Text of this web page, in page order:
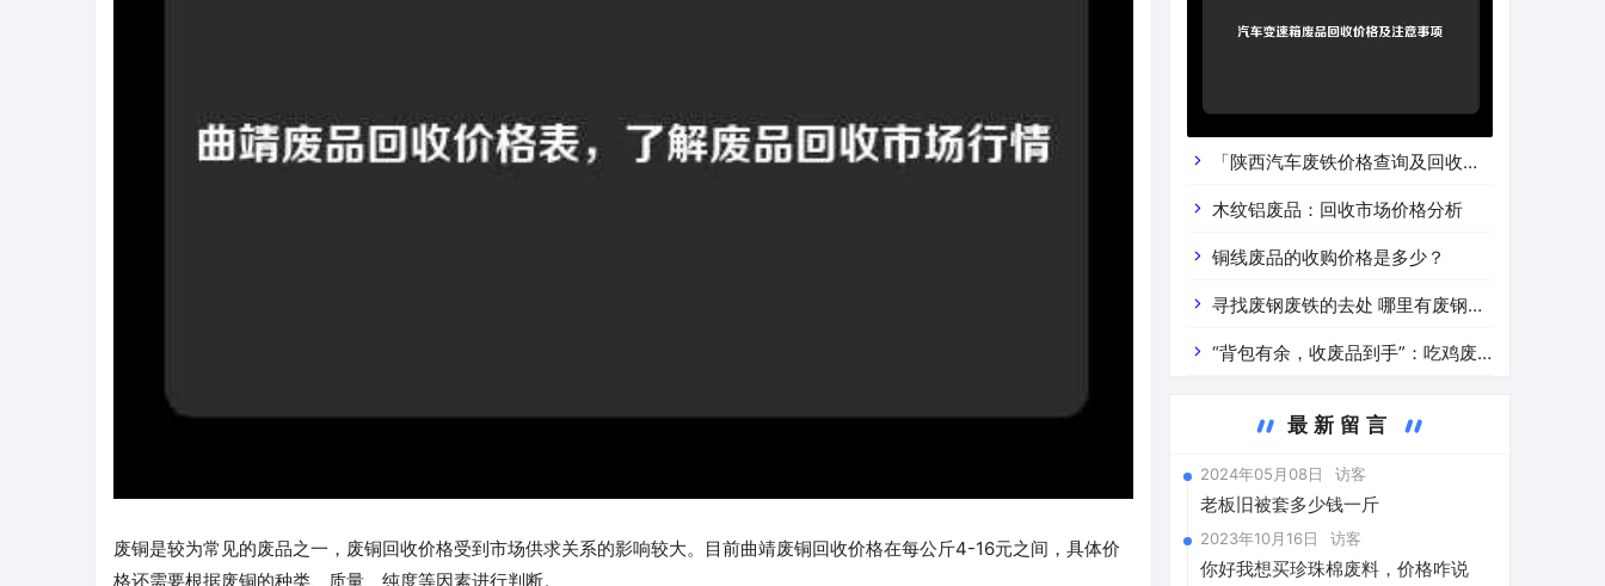
废铜是较为常见的废品之一，废铜回收价格受到市场供求关系的影响较大。目前曲靖废铜回收价格在每公斤4-16元之间，具体价
格还需要根据废铜的种类、质量、纯度等因素进行判断。
「陕西汽车废铁价格查询及回收渠
道分析」 陕西车辆废铁价是什么
木纹铝废品：回收市场价格分析
铜线废品的收购价格是多少？
寻找废钢废铁的去处 哪里有废钢废
铁 “背包有余，收废品到手”：吃鸡废
最新留言
2024年05月08日 访客
老板旧被套多少钱一斤
2023年10月16日 访客
你好我想买珍珠棉废料，价格咋说